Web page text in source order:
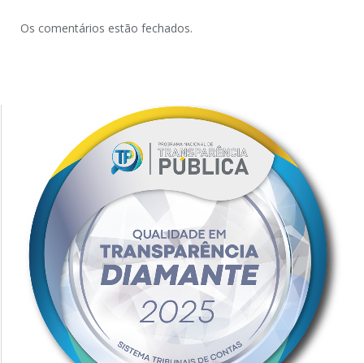
Os comentários estão fechados.